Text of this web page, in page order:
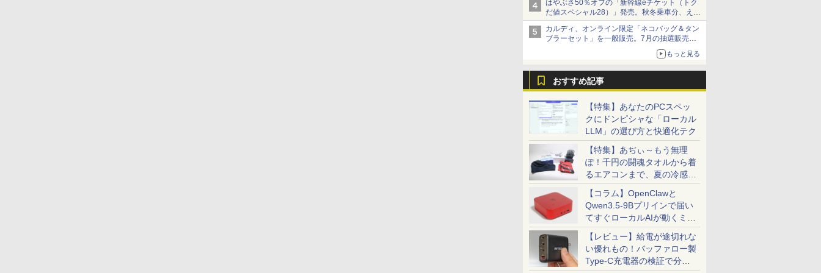
はやぶさ50％オフの「新幹線eチケット（トク
だ値スペシャル28）」発売。秋冬乗車分、えき
ねっと限定
カルディ、オンライン限定「ネコバッグ＆タン
ブラーセット」を一般販売。7月の抽選販売の
もっと見る
おすすめ記事
【特集】あなたのPCスペッ
クにドンピシャな「ローカル
LLM」の選び方と快適化テク
【特集】あぢぃ～もう無理
ぽ！千円の闘魂タオルから着
るエアコンまで、夏の冷感グ
ッズ一挙紹介
【コラム】OpenClawと
Qwen3.5-9Bプリインで届い
てすぐローカルAIが動くミニ
PC「SER9 Pro」
【レビュー】給電が途切れな
い優れもの！バッファロー製
Type-C充電器の検証で分か